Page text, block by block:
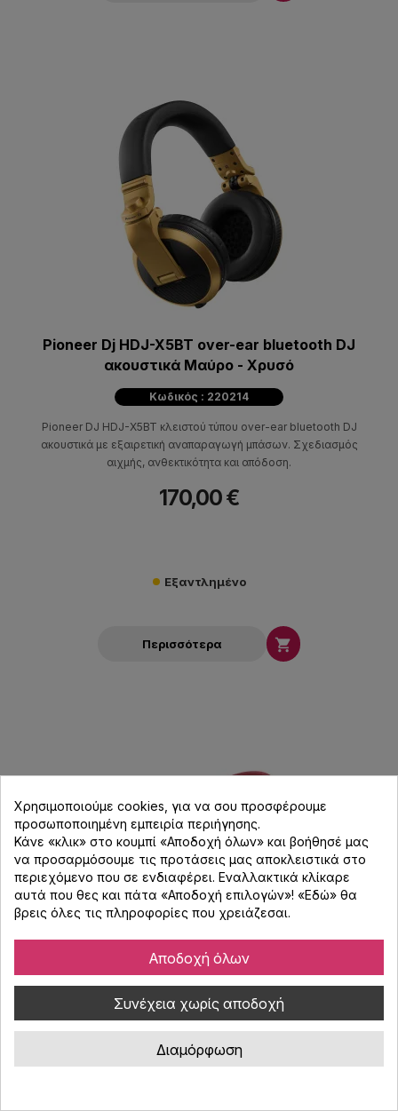
Pioneer Dj HDJ-X5BT over-ear bluetooth DJ
ακουστικά Μαύρο - Χρυσό
Κωδικός : 220214
Pioneer DJ HDJ-X5BT κλειστού τύπου over-ear bluetooth DJ
ακουστικά με εξαιρετική αναπαραγωγή μπάσων. Σχεδιασμός
αιχμής, ανθεκτικότητα και απόδοση.
170,00 €
Εξαντλημένο
Περισσότερα 
Pioneer DJ HDJ-X5BT-R Bluetooth DJ
Aκουστικά - Κόκκινο
Κωδικός : 4700038
Χρησιμοποιούμε cookies, για να σου προσφέρουμε
προσωποποιημένη εμπειρία περιήγησης.
Κάνε «κλικ» στο κουμπί «Αποδοχή όλων» και βοήθησέ μας
να προσαρμόσουμε τις προτάσεις μας αποκλειστικά στο
περιεχόμενο που σε ενδιαφέρει. Εναλλακτικά κλίκαρε
αυτά που θες και πάτα «Αποδοχή επιλογών»! «Εδώ» θα
βρεις όλες τις πληροφορίες που χρειάζεσαι.
Αποδοχή όλων
Συνέχεια χωρίς αποδοχή
Διαμόρφωση